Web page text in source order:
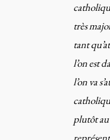
très
tant
l’on est
l’on va
plutôt au